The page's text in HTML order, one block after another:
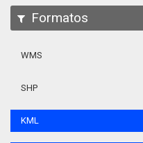
Formatos
WMS
SHP
KML